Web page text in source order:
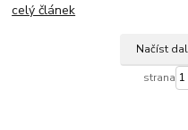
celý článek
Načíst
strana